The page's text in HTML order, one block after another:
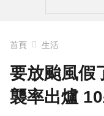
首頁 生活
要放颱風假
襲率出爐